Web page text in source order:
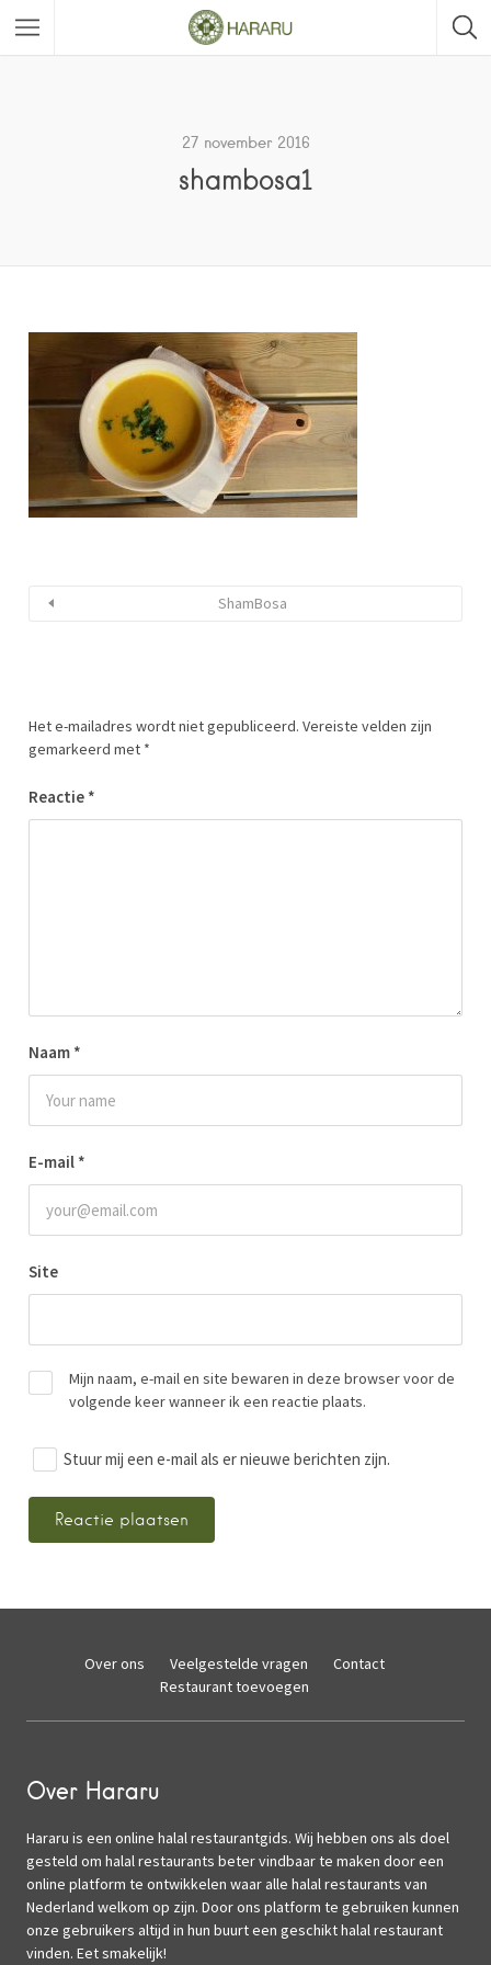
27 november 2016
shambosa1
ShamBosa
Het e-mailadres wordt niet gepubliceerd. Vereiste velden zijn
gemarkeerd met *
Reactie *
Naam *
E-mail *
Site
Mijn naam, e-mail en site bewaren in deze browser voor de
volgende keer wanneer ik een reactie plaats.
Stuur mij een e-mail als er nieuwe berichten zijn.
Over ons Veelgestelde vragen
Contact
Restaurant toevoegen
Over Hararu
Hararu is een online halal restaurantgids. Wij hebben ons als doel
gesteld om halal restaurants beter vindbaar te maken door een
online platform te ontwikkelen waar alle halal restaurants van
Nederland welkom op zijn. Door ons platform te gebruiken kunnen
onze gebruikers altijd in hun buurt een geschikt halal restaurant
vinden. Eet smakelijk!